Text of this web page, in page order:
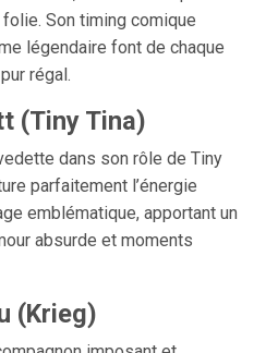
Son timing comique
légendaire font de chaque
régal.
(Tiny Tina)
dans son rôle de Tiny
parfaitement l’énergie
emblématique, apportant un
absurde et moments
(Krieg)